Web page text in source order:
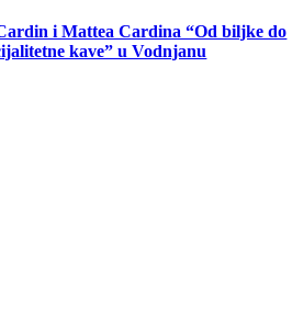
i Mattea Cardina “Od biljke do
kave” u Vodnjanu